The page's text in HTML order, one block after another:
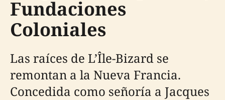
Fundaciones
Coloniales
Las raíces de L’Île-Bizard se
remontan a la Nueva Francia.
Concedida como señoría a Jacques